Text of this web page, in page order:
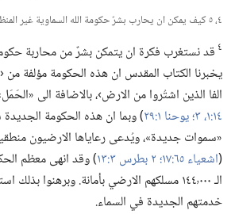
٤،‏ ٥ كيف يمكن ان يحارب بشرٌ حكومة الله السماوية غير المنظورة؟‏
٤ قد نستغرب فكرة ان يتمكن بشرٌ من محاربة
يخبرنا الكتاب المقدس ان هذه الحكومة مؤلفة من
الفا الذين اشتُروا من الارض›،‏ بالاضافة الى
١٤:‏١،‏
يوحنا ١:‏٢٩
‏)‏ وبما ان هذه الحكومة
«سموات جديدة»،‏ ويُدعى رعاياها الارضيون
(‏اشعياء ٦٥:‏١٧؛‏
‏)‏ وقد انهى معظم
الـ‍ ١٤٤٬٠٠٠ مسلكهم الارضي بأمانة.‏ وبرهنوا
خدمتهم الجديدة في السماء.‏